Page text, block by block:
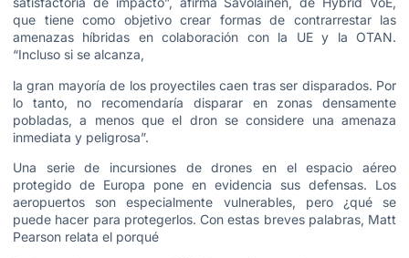
que tiene como objetivo crear formas de contrarrestar las
amenazas híbridas en colaboración con la UE y la OTAN.
“Incluso si se alcanza,
la gran mayoría de los proyectiles caen tras ser disparados. Por
lo tanto, no recomendaría disparar en zonas densamente
pobladas, a menos que el dron se considere una amenaza
inmediata y peligrosa”.
Una serie de incursiones de drones en el espacio aéreo
protegido de Europa pone en evidencia sus defensas. Los
aeropuertos son especialmente vulnerables, pero ¿qué se
puede hacer para protegerlos. Con estas breves palabras, Matt
Pearson relata el porqué